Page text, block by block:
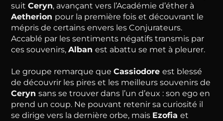
suit Ceryn, avançant vers l’Académie d’éther à
Aetherion pour la première fois et découvrant le
mépris de certains envers les Conjurateurs.
Accablé par les sentiments négatifs transmis par
ces souvenirs, Alban est abattu se met à pleurer.
Le groupe remarque que Cassiodore est blessé
de découvrir les pires et les meilleurs souvenirs de
Ceryn sans se trouver dans l’un d’eux : son ego en
prend un coup. Ne pouvant retenir sa curiosité il
se dirige vers la dernière orbe, mais Ezofia et